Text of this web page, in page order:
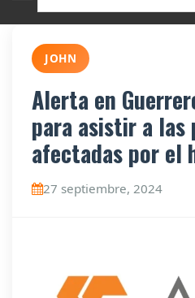
JOHN
Alerta en
para asistir a las
afectadas por el
27 septiembre, 2024